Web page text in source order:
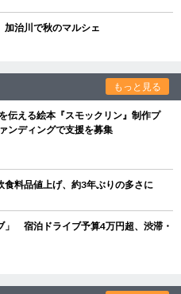
加治川で秋のマルシェ
もっと見る
伝える絵本『スモックリン』制作プ
ンディングで支援を募集
料品値上げ、約3年ぶりの多さに
」 宿泊ドライブ予算4万円超、渋滞・